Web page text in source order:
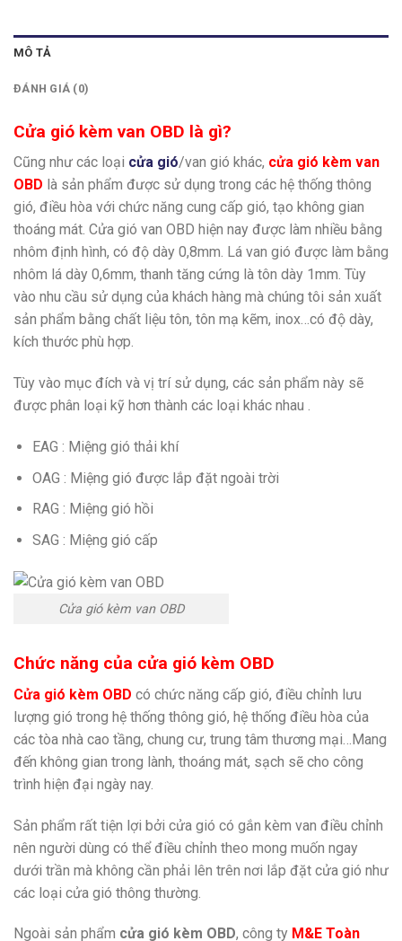
MÔ TẢ
ĐÁNH GIÁ (0)
Cửa gió kèm van OBD là gì?
Cũng như các loại cửa gió/van gió khác, cửa gió kèm van
OBD là sản phẩm được sử dụng trong các hệ thống thông
gió, điều hòa với chức năng cung cấp gió, tạo không gian
thoáng mát. Cửa gió van OBD hiện nay được làm nhiều bằng
nhôm định hình, có độ dày 0,8mm. Lá van gió được làm bằng
nhôm lá dày 0,6mm, thanh tăng cứng là tôn dày 1mm. Tùy
vào nhu cầu sử dụng của khách hàng mà chúng tôi sản xuất
sản phẩm bằng chất liệu tôn, tôn mạ kẽm, inox…có độ dày,
kích thước phù hợp.
Tùy vào mục đích và vị trí sử dụng, các sản phẩm này sẽ
được phân loại kỹ hơn thành các loại khác nhau .
EAG : Miệng gió thải khí
OAG : Miệng gió được lắp đặt ngoài trời
RAG : Miệng gió hồi
SAG : Miệng gió cấp
Cửa gió kèm van OBD
Chức năng của cửa gió kèm OBD
Cửa gió kèm OBD có chức năng cấp gió, điều chỉnh lưu
lượng gió trong hệ thống thông gió, hệ thống điều hòa của
các tòa nhà cao tầng, chung cư, trung tâm thương mại…Mang
đến không gian trong lành, thoáng mát, sạch sẽ cho công
trình hiện đại ngày nay.
Sản phẩm rất tiện lợi bởi cửa gió có gắn kèm van điều chỉnh
nên người dùng có thể điều chỉnh theo mong muốn ngay
dưới trần mà không cần phải lên trên nơi lắp đặt cửa gió như
các loại cửa gió thông thường.
Ngoài sản phẩm cửa gió kèm OBD, công ty M&E Toàn